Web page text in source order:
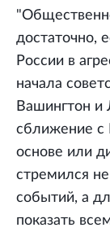
достаточно,
России в
начала
Вашингтон и
сближение с
основе или
стремился
событий, а
показать